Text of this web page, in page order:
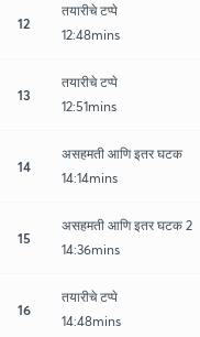
12
तयारीचे टप्पे
12:48mins
13
तयारीचे टप्पे
12:51mins
14
असहमती आणि इतर घटक
14:14mins
15
असहमती आणि इतर घटक 2
14:36mins
16
तयारीचे टप्पे
14:48mins